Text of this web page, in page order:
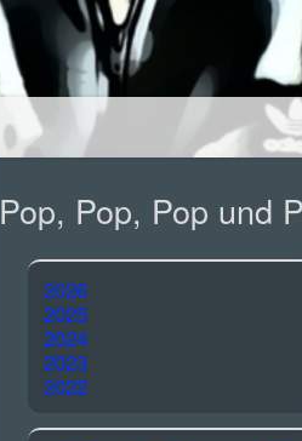
Pop, Pop, Pop und
2026
2025
2024
2023
2022